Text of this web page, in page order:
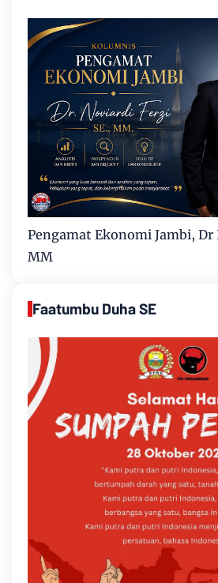
Pengamat Ekonomi Jambi, Dr
MM
Faatumbu Duha SE